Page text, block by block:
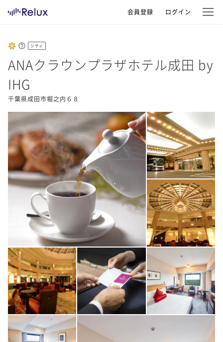
会員登録 ログイン
シティ
ANAクラウンプラザホテル成田 by
IHG
千葉県成田市堀之内６８